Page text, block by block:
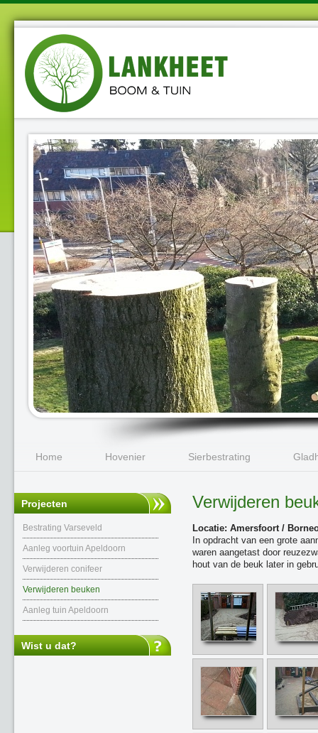
Home Hovenier Sierbestrating
Projecten
Bestrating Varseveld
Aanleg voortuin Apeldoorn
Verwijderen conifeer
Verwijderen beuken
Aanleg tuin Apeldoorn
Wist u dat?
Verwijderen
Locatie: Amersfoort /
In opdracht van een grote
waren aangetast door
hout van de beuk later in